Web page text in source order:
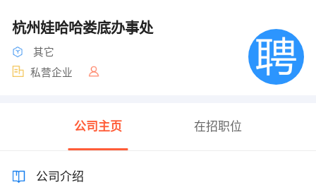
杭州娃哈哈娄底办事处
其它
私营企业
公司主页 在招职位
公司介绍